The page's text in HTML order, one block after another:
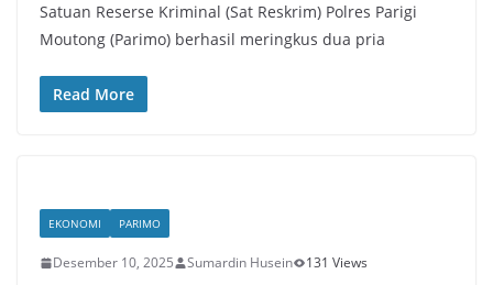
Satuan Reserse Kriminal (Sat Reskrim) Polres Parigi
Moutong (Parimo) berhasil meringkus dua pria
Read More
EKONOMI PARIMO
Desember 10, 2025 Sumardin Husein 131 Views